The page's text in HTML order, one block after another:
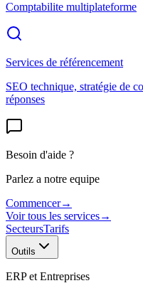
Comptabilite multiplateforme
Services de référencement
SEO technique, stratégie de
réponses
Besoin d'aide ?
Parlez a notre equipe
Commencer→
Voir tous les services→
SecteursTarifs
Outils
ERP et Entreprises